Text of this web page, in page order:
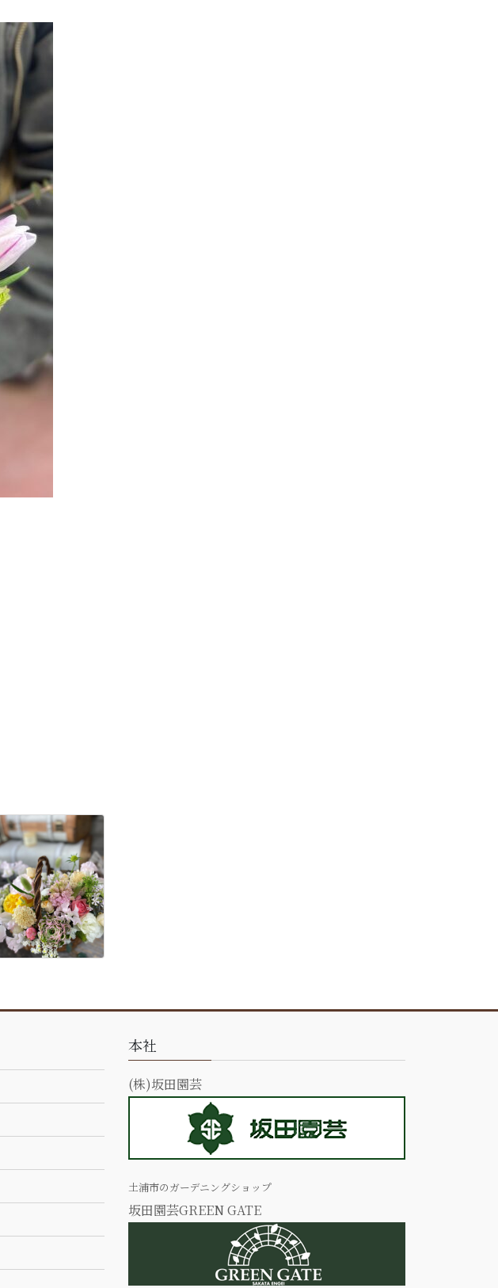
本社
(株)坂田園芸
土浦市のガーデニングショップ
坂田園芸GREEN GATE